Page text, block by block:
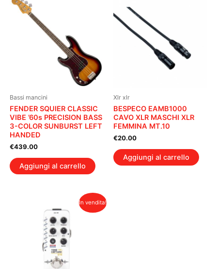
Bassi mancini
FENDER SQUIER CLASSIC
VIBE ’60s PRECISION BASS
3-COLOR SUNBURST LEFT
HANDED
€439.00
Aggiungi al carrello
Xlr xlr
BESPECO EAMB1000
CAVO XLR MASCHI XLR
FEMMINA MT.10
€20.00
Aggiungi al carrello
In vendita!